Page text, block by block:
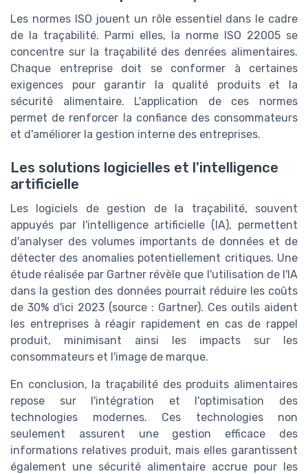
Les normes ISO jouent un rôle essentiel dans le cadre
de la traçabilité. Parmi elles, la norme ISO 22005 se
concentre sur la traçabilité des denrées alimentaires.
Chaque entreprise doit se conformer à certaines
exigences pour garantir la qualité produits et la
sécurité alimentaire. L'application de ces normes
permet de renforcer la confiance des consommateurs
et d'améliorer la gestion interne des entreprises.
Les solutions logicielles et l'intelligence
artificielle
Les logiciels de gestion de la traçabilité, souvent
appuyés par l'intelligence artificielle (IA), permettent
d'analyser des volumes importants de données et de
détecter des anomalies potentiellement critiques. Une
étude réalisée par Gartner révèle que l'utilisation de l'IA
dans la gestion des données pourrait réduire les coûts
de 30% d'ici 2023 (source : Gartner). Ces outils aident
les entreprises à réagir rapidement en cas de rappel
produit, minimisant ainsi les impacts sur les
consommateurs et l'image de marque.
En conclusion, la traçabilité des produits alimentaires
repose sur l'intégration et l'optimisation des
technologies modernes. Ces technologies non
seulement assurent une gestion efficace des
informations relatives produit, mais elles garantissent
également une sécurité alimentaire accrue pour les